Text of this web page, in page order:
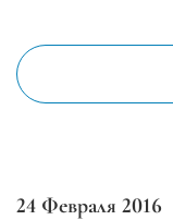
24 Февраля 2016